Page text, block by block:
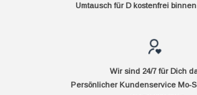
Umtausch für D kostenfrei
Wir sind 24/7 für Dich
Persönlicher Kundenservice Mo-